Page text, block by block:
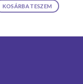
KOSÁRBA TESZEM